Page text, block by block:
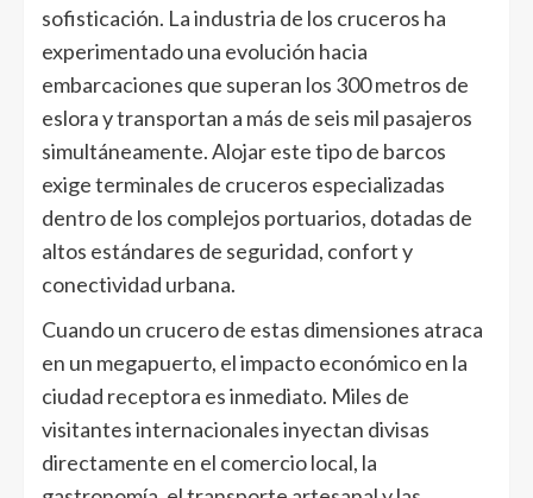
sofisticación. La industria de los cruceros ha
experimentado una evolución hacia
embarcaciones que superan los 300 metros de
eslora y transportan a más de seis mil pasajeros
simultáneamente. Alojar este tipo de barcos
exige terminales de cruceros especializadas
dentro de los complejos portuarios, dotadas de
altos estándares de seguridad, confort y
conectividad urbana.
Cuando un crucero de estas dimensiones atraca
en un megapuerto, el impacto económico en la
ciudad receptora es inmediato. Miles de
visitantes internacionales inyectan divisas
directamente en el comercio local, la